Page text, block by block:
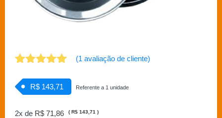
como 5.00
de 5, com
em
(1 avaliação de cliente)
R$ 143,71 Referente a 1 unidade
2x de R$ 71,86 ( R$ 143,71 )